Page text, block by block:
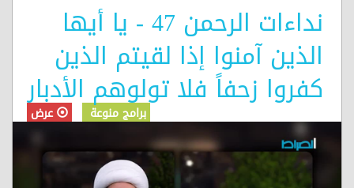
نداءات الرحمن 47 - يا أيها
الذين آمنوا إذا لقيتم الذين
كفروا زحفاً فلا تولوهم الأدبار
برامج منوعة عرض